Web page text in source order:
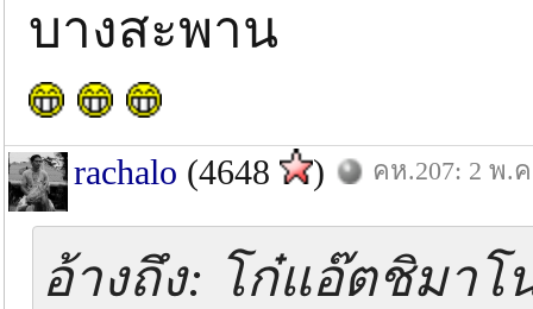
บางสะพาน
rachalo (4648 ) คห.207: 2 พ.
อ้างถึง: โก๋แอ๊ตชิมาโน่